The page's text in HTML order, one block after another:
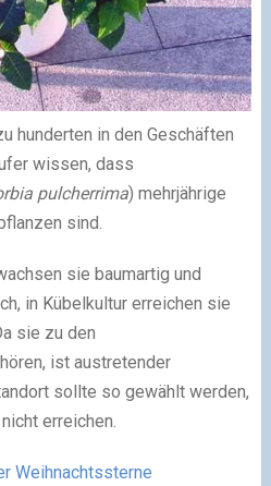
hunderten in den Geschäften
wissen, dass
pulcherrima) mehrjährige
sind.
sie baumartig und
in Kübelkultur erreichen sie
sie zu den
ist austretender
sollte so gewählt werden,
erreichen.
Weihnachtssterne